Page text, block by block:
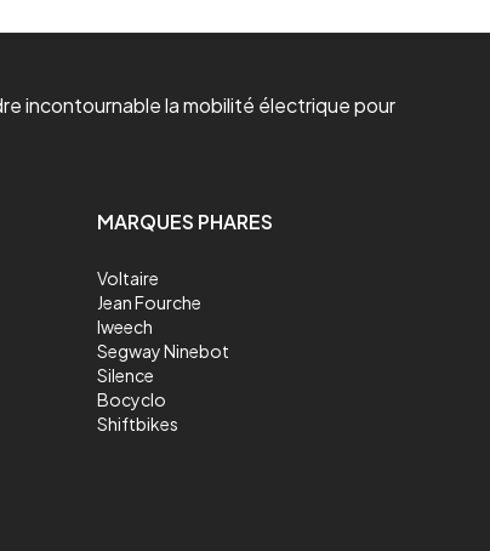
incontournable la mobilité électrique pour
MARQUES PHARES
Voltaire
Jean Fourche
Iweech
Segway Ninebot
Silence
Bocyclo
Shiftbikes